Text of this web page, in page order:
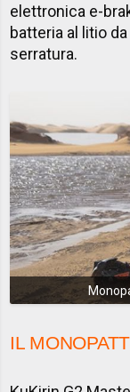
elettronica e-
batteria al litio
serratura.
IL